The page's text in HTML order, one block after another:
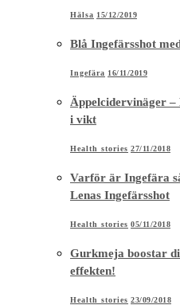
Hälsa 15/12/2019
Blå Ingefärsshot
Ingefära 16/11/2019
Äppelcidervinäger
i vikt
Health stories 27/11/2018
Varför är Ingefära
Lenas Ingefärsshot
Health stories 05/11/2018
Gurkmeja boostar
effekten!
Health stories 23/09/2018